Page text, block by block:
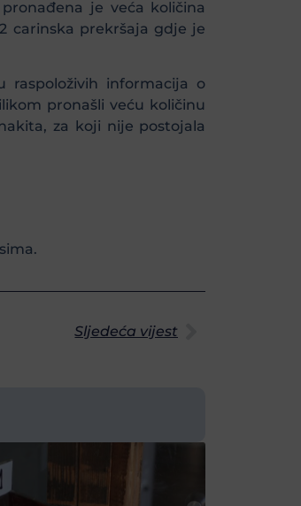
je veća količina
carinska prekršaja gdje je
raspoloživih informacija o
pronašli veću količinu
za koji nije postojala
Sljedeća vijest